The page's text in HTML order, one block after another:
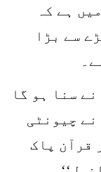
ہے کہ
سے بڑا
سنا ہو گا
نے چیونٹی
قرآن پاک